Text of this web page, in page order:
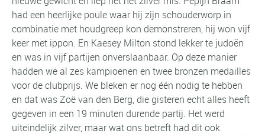
had een heerlijke poule waar hij zijn schouderworp in
combinatie met houdgreep kon demonstreren, hij won vijf
keer met ippon. En Kaesey Milton stond lekker te judoën
en was in vijf partijen onverslaanbaar. Op deze manier
hadden we al zes kampioenen en twee bronzen medailles
voor de clubprijs. We bleken er nog één nodig te hebben
en dat was Zoë van den Berg, die gisteren echt alles heeft
gegeven in een 19 minuten durende partij. Het werd
uiteindelijk zilver, maar wat ons betreft had dit ook